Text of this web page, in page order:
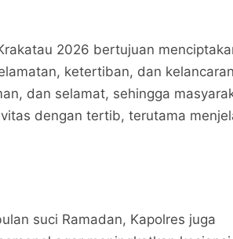
2026 bertujuan
ketertiban, dan
dan selamat, sehingga
dengan tertib, terutama
suci Ramadan, Kapolres juga